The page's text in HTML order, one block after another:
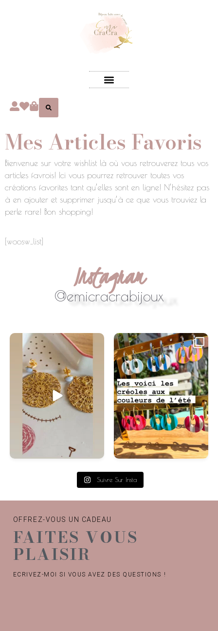
Mes Articles Favoris
Bienvenue sur votre wishlist là où vous retrouverez tous vos
articles favrois! Ici vous pourrez retrouver toutes vos
créations favorites tant qu’elles sont en ligne! N’hésitez pas
à en ajouter et supprimer jusqu’à ce que vous trouviez la
perle rare! Bon shopping!
[woosw_list]
Instagram
@emicracrabijoux
#handmade...
Suivre Sur Insta
OFFREZ-VOUS UN CADEAU
FAITES VOUS
PLAISIR
ECRIVEZ-MOI SI VOUS AVEZ DES QUESTIONS !